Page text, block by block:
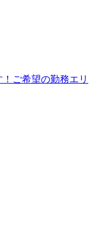
ご希望の勤務エリ